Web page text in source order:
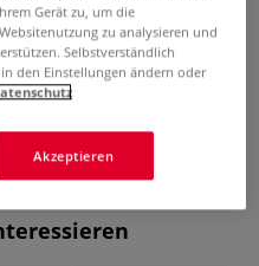
Minen Inhalt.
Mehr
1,12 €
inklusive 20% bzw. 10% MwSt,
ggf. zuzüglichVersandkosten
Produkt bestellen
Gerät zu, um die
zu analysieren und
Selbstverständlich
den Einstellungen ändern oder
Akzeptieren